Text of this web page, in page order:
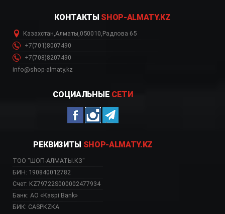
КОНТАКТЫ SHOP-ALMATY.KZ
Казахстан,Алматы,050010,Радлова 65
+7(701)8007490
+7(708)8207490
info@shop-almaty.kz
СОЦИАЛЬНЫЕ СЕТИ
РЕКВИЗИТЫ SHOP-ALMATY.KZ
ТОО "ШОП-АЛМАТЫ.КЗ"
БИН: 190840012782
Счет: KZ79722S000002477934
Банк: АО «Kaspi Bank»
БИК: CASPKZKA